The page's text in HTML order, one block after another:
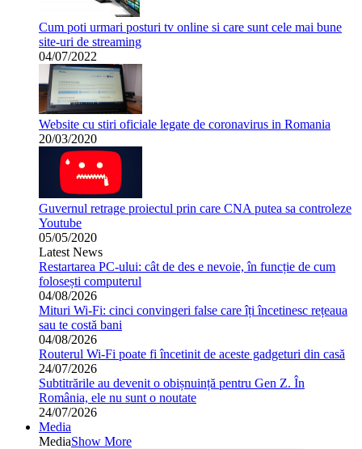
Cum poti urmari posturi tv online si care sunt cele mai bune
site-uri de streaming
04/07/2022
Website cu stiri oficiale legate de coronavirus in Romania
20/03/2020
Guvernul retrage proiectul prin care CNA putea sa controleze
Youtube
05/05/2020
Latest News
Restartarea PC-ului: cât de des e nevoie, în funcție de cum
folosești computerul
04/08/2026
Mituri Wi-Fi: cinci convingeri false care îți încetinesc rețeaua
sau te costă bani
04/08/2026
Routerul Wi-Fi poate fi încetinit de aceste gadgeturi din casă
24/07/2026
Subtitrările au devenit o obișnuință pentru Gen Z. În
România, ele nu sunt o noutate
24/07/2026
Media
MediaShow More